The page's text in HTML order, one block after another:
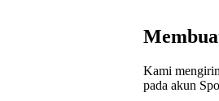
Kami
pada akun